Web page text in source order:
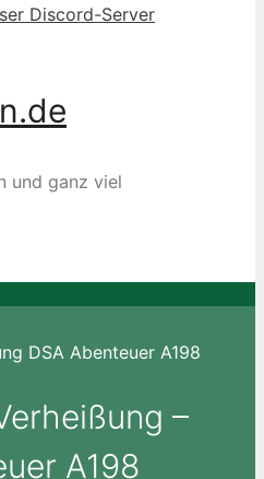
Discord-Server
und ganz viel
–
A198